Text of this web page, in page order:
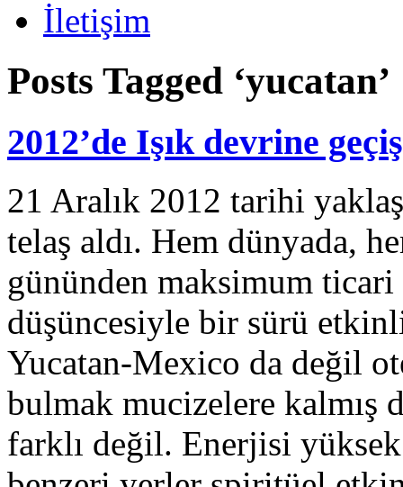
İletişim
Posts Tagged ‘yucatan’
2012’de Işık devrine
21 Aralık 2012 tarihi
telaş aldı. Hem dünyada,
gününden maksimum ticari
düşüncesiyle bir sürü
Yucatan-Mexico da değil
bulmak mucizelere kalmış
farklı değil. Enerjisi